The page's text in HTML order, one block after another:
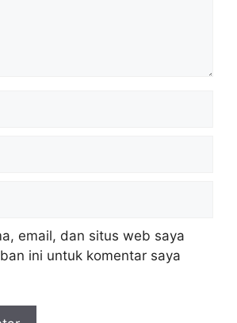
email, dan situs web saya
ini untuk komentar saya